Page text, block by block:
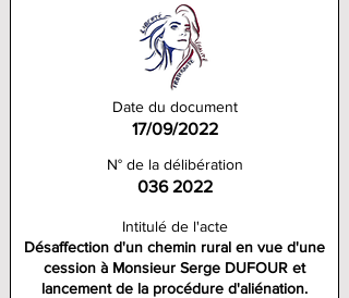
Date du document
17/09/2022
N° de la délibération
036 2022
Intitulé de l'acte
Désaffection d'un chemin rural en vue d'une
cession à Monsieur Serge DUFOUR et
lancement de la procédure d'aliénation.